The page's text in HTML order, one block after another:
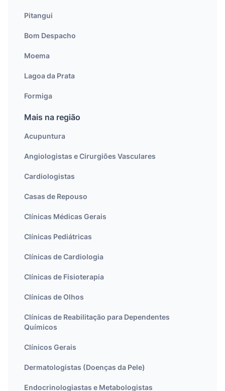
Pitangui
Bom Despacho
Moema
Lagoa da Prata
Formiga
Mais na região
Acupuntura
Angiologistas e Cirurgiões Vasculares
Cardiologistas
Casas de Repouso
Clínicas Médicas Gerais
Clínicas Pediátricas
Clínicas de Cardiologia
Clínicas de Fisioterapia
Clínicas de Olhos
Clínicas de Reabilitação para Dependentes
Químicos
Clínicos Gerais
Dermatologistas (Doenças da Pele)
Endocrinologiastas e Metabologistas